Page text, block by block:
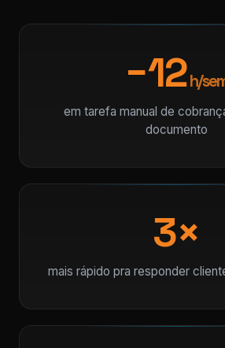
−12h/
em tarefa manual de
documento
3×
mais rápido pra responder